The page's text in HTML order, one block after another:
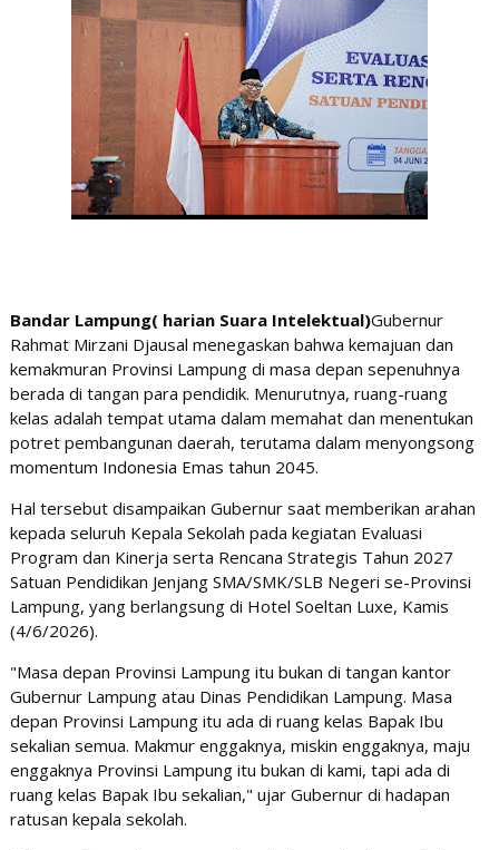
Bandar Lampung( harian Suara Intelektual)Gubernur
Rahmat Mirzani Djausal menegaskan bahwa kemajuan dan
kemakmuran Provinsi Lampung di masa depan sepenuhnya
berada di tangan para pendidik. Menurutnya, ruang-ruang
kelas adalah tempat utama dalam memahat dan menentukan
potret pembangunan daerah, terutama dalam menyongsong
momentum Indonesia Emas tahun 2045.
​Hal tersebut disampaikan Gubernur saat memberikan arahan
kepada seluruh Kepala Sekolah pada kegiatan Evaluasi
Program dan Kinerja serta Rencana Strategis Tahun 2027
Satuan Pendidikan Jenjang SMA/SMK/SLB Negeri se-Provinsi
Lampung, yang berlangsung di Hotel Soeltan Luxe, Kamis
(4/6/2026).
​"Masa depan Provinsi Lampung itu bukan di tangan kantor
Gubernur Lampung atau Dinas Pendidikan Lampung. Masa
depan Provinsi Lampung itu ada di ruang kelas Bapak Ibu
sekalian semua. Makmur enggaknya, miskin enggaknya, maju
enggaknya Provinsi Lampung itu bukan di kami, tapi ada di
ruang kelas Bapak Ibu sekalian," ujar Gubernur di hadapan
ratusan kepala sekolah.